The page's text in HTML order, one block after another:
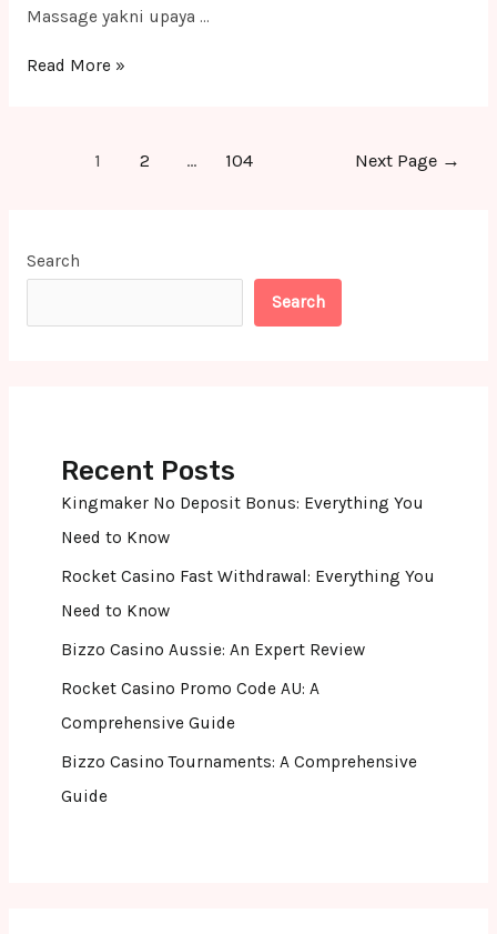
Massage yakni upaya …
Massage
dan
Handal
Read More »
1 2 … 104 Next Page →
Search
Search
Recent Posts
Kingmaker No Deposit Bonus: Everything You
Need to Know
Rocket Casino Fast Withdrawal: Everything You
Need to Know
Bizzo Casino Aussie: An Expert Review
Rocket Casino Promo Code AU: A
Comprehensive Guide
Bizzo Casino Tournaments: A Comprehensive
Guide